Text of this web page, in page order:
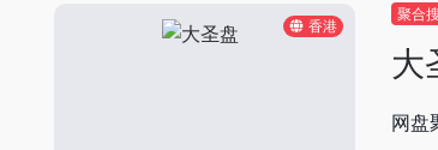
香港
聚合
大
网盘